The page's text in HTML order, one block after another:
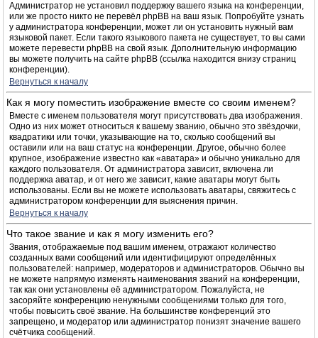
Администратор не установил поддержку вашего языка на конференции,
или же просто никто не перевёл phpBB на ваш язык. Попробуйте узнать
у администратора конференции, может ли он установить нужный вам
языковой пакет. Если такого языкового пакета не существует, то вы сами
можете перевести phpBB на свой язык. Дополнительную информацию
вы можете получить на сайте phpBB (ссылка находится внизу страниц
конференции).
Вернуться к началу
Как я могу поместить изображение вместе со своим именем?
Вместе с именем пользователя могут присутствовать два изображения.
Одно из них может относиться к вашему званию, обычно это звёздочки,
квадратики или точки, указывающие на то, сколько сообщений вы
оставили или на ваш статус на конференции. Другое, обычно более
крупное, изображение известно как «аватара» и обычно уникально для
каждого пользователя. От администратора зависит, включена ли
поддержка аватар, и от него же зависит, какие аватары могут быть
использованы. Если вы не можете использовать аватары, свяжитесь с
администратором конференции для выяснения причин.
Вернуться к началу
Что такое звание и как я могу изменить его?
Звания, отображаемые под вашим именем, отражают количество
созданных вами сообщений или идентифицируют определённых
пользователей: например, модераторов и администраторов. Обычно вы
не можете напрямую изменять наименования званий на конференции,
так как они установлены её администратором. Пожалуйста, не
засоряйте конференцию ненужными сообщениями только для того,
чтобы повысить своё звание. На большинстве конференций это
запрещено, и модератор или администратор понизят значение вашего
счётчика сообщений.